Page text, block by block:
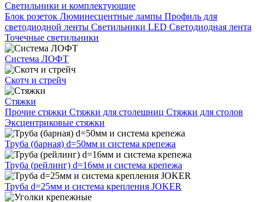
Светильники и комплектующие
Блок розеток Люминесцентные лампы Профиль для
светодиодной ленты Светильники LED Светодиодная лента
Точечные светильники
Система ЛОФТ
Скотч и стрейч
Стяжки
Прочие стяжки Стяжки для столешниц Стяжки для столов
Эксцентриковые стяжки
Труба (барная) d=50мм и система крепежа
Труба (рейлинг) d=16мм и система крепежа
Труба d=25мм и система крепления JOKER